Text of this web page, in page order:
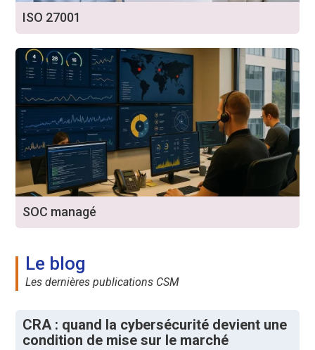
ISO 27001
SOC managé
Le blog
Les dernières publications CSM
CRA : quand la cybersécurité devient une
condition de mise sur le marché